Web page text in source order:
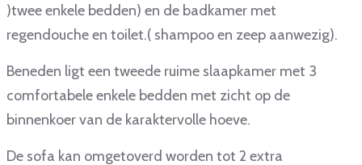
)twee enkele bedden) en de badkamer met
regendouche en toilet.( shampoo en zeep aanwezig).
Beneden ligt een tweede ruime slaapkamer met 3
comfortabele enkele bedden met zicht op de
binnenkoer van de karaktervolle hoeve.
De sofa kan omgetoverd worden tot 2 extra